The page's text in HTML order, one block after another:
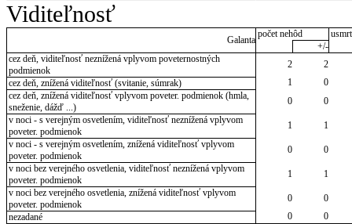
Viditeľnosť
Galanta
počet nehôd
+/-
cez deň, viditeľnosť neznížená vplyvom poveternostných
podmienok
2
2
cez deň, znížená viditeľnosť (svitanie, súmrak)
1
0
cez deň, znížená viditeľnosť vplyvom poveter. podmienok (hmla,
sneženie, dážď ...)
0
0
v noci - s verejným osvetlením, viditeľnosť neznížená vplyvom
poveter. podmienok
1
1
v noci - s verejným osvetlením, znížená viditeľnosť vplyvom
poveter. podmienok
0
0
v noci bez verejného osvetlenia, viditeľnosť neznížená vplyvom
poveter. podmienok
1
1
v noci bez verejného osvetlenia, znížená viditeľnosť vplyvom
poveter. podmienok
0
0
nezadané
0 0